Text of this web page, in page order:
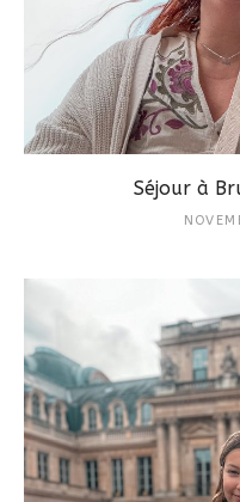
Séjour à